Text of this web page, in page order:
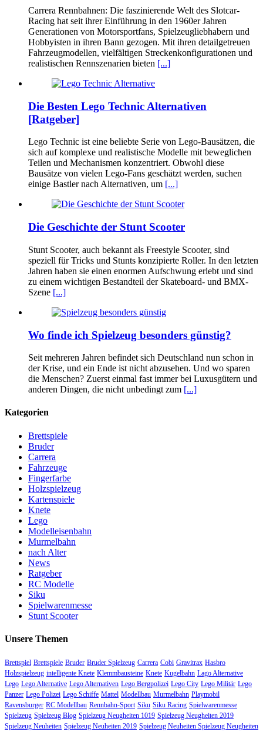
Carrera Rennbahnen: Die faszinierende Welt des Slotcar-
Racing hat seit ihrer Einführung in den 1960er Jahren
Generationen von Motorsportfans, Spielzeugliebhabern und
Hobbyisten in ihren Bann gezogen. Mit ihren detailgetreuen
Fahrzeugmodellen, vielfältigen Streckenkonfigurationen und
realistischen Rennszenarien bieten [...]
Die Besten Lego Technic Alternativen
[Ratgeber]
Lego Technic ist eine beliebte Serie von Lego-Bausätzen, die
sich auf komplexe und realistische Modelle mit beweglichen
Teilen und Mechanismen konzentriert. Obwohl diese
Bausätze von vielen Lego-Fans geschätzt werden, suchen
einige Bastler nach Alternativen, um [...]
Die Geschichte der Stunt Scooter
Stunt Scooter, auch bekannt als Freestyle Scooter, sind
speziell für Tricks und Stunts konzipierte Roller. In den letzten
Jahren haben sie einen enormen Aufschwung erlebt und sind
zu einem wichtigen Bestandteil der Skateboard- und BMX-
Szene [...]
Wo finde ich Spielzeug besonders günstig?
Seit mehreren Jahren befindet sich Deutschland nun schon in
der Krise, und ein Ende ist nicht abzusehen. Und wo sparen
die Menschen? Zuerst einmal fast immer bei Luxusgütern und
anderen Dingen, die nicht unbedingt zum [...]
Kategorien
Brettspiele
Bruder
Carrera
Fahrzeuge
Fingerfarbe
Holzspielzeug
Kartenspiele
Knete
Lego
Modelleisenbahn
Murmelbahn
nach Alter
News
Ratgeber
RC Modelle
Siku
Spielwarenmesse
Stunt Scooter
Unsere Themen
Brettspiel Brettspiele Bruder Bruder Spielzeug Carrera Cobi Gravitrax Hasbro
Holzspielzeug intelligente Knete Klemmbausteine Knete Kugelbahn Lago Alternative
Lego Lego Alternative Lego Alternativen Lego Bergpolizei Lego City Lego Militär Lego
Panzer Lego Polizei Lego Schiffe Mattel Modellbau Murmelbahn Playmobil
Ravensburger RC Modellbau Rennbahn-Sport Siku Siku Racing Spielwarenmesse
Spielzeug Spielzeug Blog Spielzeug Neugheiten 1019 Spielzeug Neugheiten 2019
Spielzeug Neuheiten Spielzeug Neuheiten 2019 Spielzeug Neuheiten Spielzeug Neugheiten